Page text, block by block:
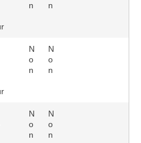
n
n
N
o
n
N
o
n
N
o
n
N
o
n